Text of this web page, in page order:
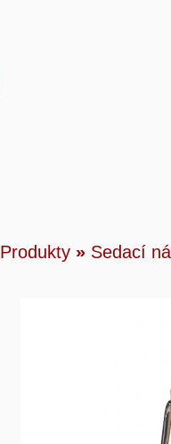
Produkty » Sedací
Produkty »
RMI 280 PM